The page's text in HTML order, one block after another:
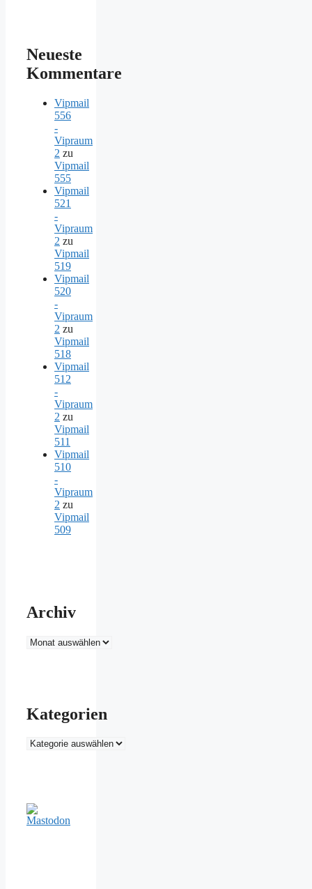
Neueste
Kommentare
Vipmail
556
-
Vipraum
2 zu
Vipmail
555
Vipmail
521
-
Vipraum
2 zu
Vipmail
519
Vipmail
520
-
Vipraum
2 zu
Vipmail
518
Vipmail
512
-
Vipraum
2 zu
Vipmail
511
Vipmail
510
-
Vipraum
2 zu
Vipmail
509
Archiv
Archiv
Kategorien
Kategorien